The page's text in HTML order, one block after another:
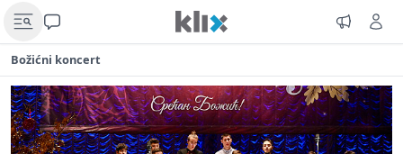
Božićni koncert